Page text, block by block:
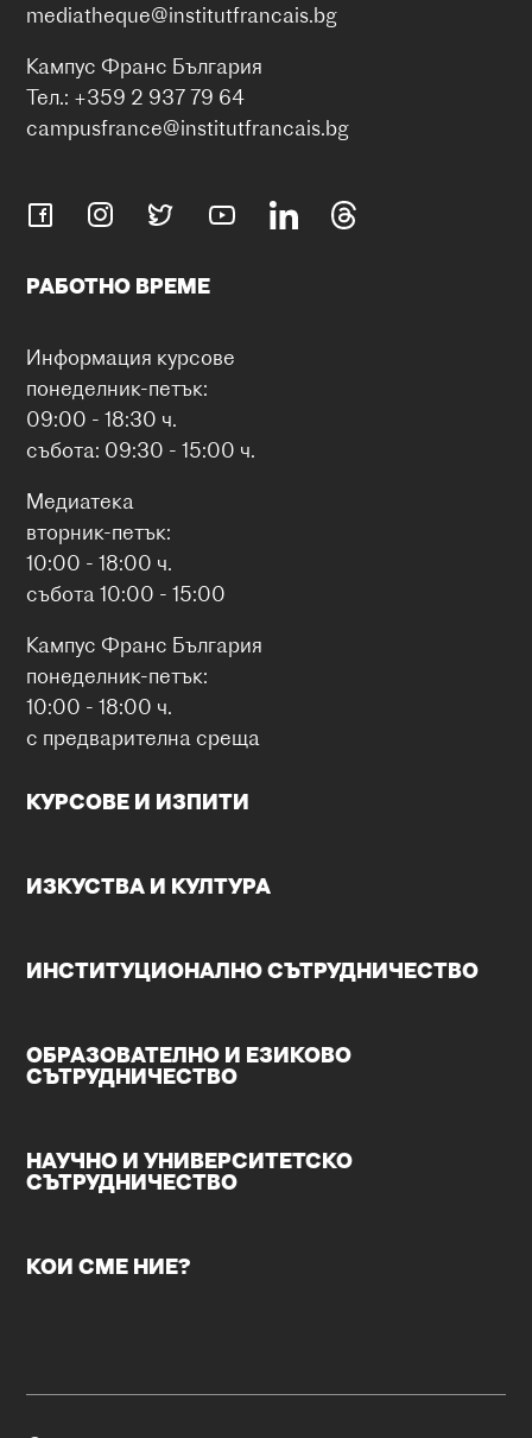
mediatheque@institutfrancais.bg
Кампус Франс България
Тел.: +359 2 937 79 64
campusfrance@institutfrancais.bg
РАБОТНО ВРЕМЕ
Информация курсове
понеделник-петък:
09:00 - 18:30 ч.
събота: 09:30 - 15:00 ч.
Медиатека
вторник-петък:
10:00 - 18:00 ч.
събота 10:00 - 15:00
Кампус Франс България
понеделник-петък:
10:00 - 18:00 ч.
с предварителна среща
КУРСОВЕ И ИЗПИТИ
ИЗКУСТВА И КУЛТУРА
ИНСТИТУЦИОНАЛНО СЪТРУДНИЧЕСТВО
ОБРАЗОВАТЕЛНО И ЕЗИКОВО
СЪТРУДНИЧЕСТВО
НАУЧНО И УНИВЕРСИТЕТСКО
СЪТРУДНИЧЕСТВО
КОИ СМЕ НИЕ?